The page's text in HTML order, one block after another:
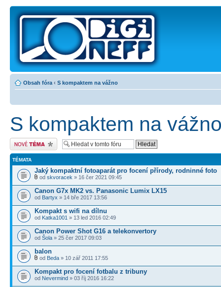
Obsah fóra ‹ S kompaktem na vážno
S kompaktem na
Odeslat nové téma
TÉMATA
Jaký kompaktní fotoaparát pro focení přírody, rodninné foto
od skvoracek » 16 čer 2021 09:45
Canon G7x MK2 vs. Panasonic Lumix LX15
od Bartyx » 14 bře 2017 13:56
Kompakt s wifi na dílnu
od Katka1001 » 13 led 2016 02:49
Canon Power Shot G16 a telekonvertory
od Šola » 25 čer 2017 09:03
balon
od Beda » 10 zář 2011 17:55
Kompakt pro focení fotbalu z tribuny
od Nevermind » 03 říj 2016 16:22